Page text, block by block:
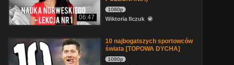
06:47
1080p
Wiktoria Ilczuk
10 najbogatszych sportowców
świata [TOPOWA DYCHA]
1080p